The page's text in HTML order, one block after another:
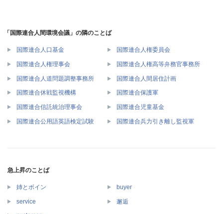
「国際連合人間環境会議」の隣のことば
国際連合人口基金 国際連合人権委員会
国際連合人権理事会 国際連合人権高等弁務官事務所
国際連合人道問題調整事務所 国際連合人間居住計画
国際連合休戦監視機構 国際連合保護軍
国際連合信託統治理事会 国際連合児童基金
国際連合公用語英語検定試験 国際連合兵力引き離し監視軍
急上昇のことば
姉とボイン buyer
service 邂逅